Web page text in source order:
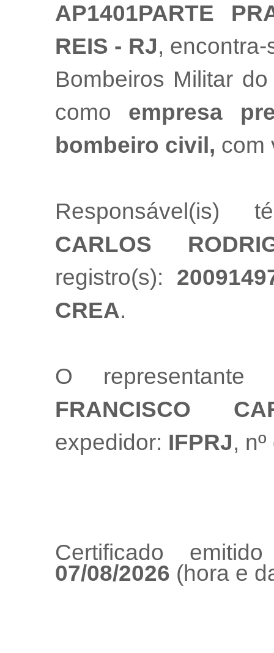
AP1401PARTE
REIS - RJ,
Bombeiros Militar
como empresa
bombeiro civil, com
Responsável(is)
CARLOS
registro(s):
CREA.
O
FRANCISCO
expedidor: IFPRJ,
Certificado
07/08/2026 (hora e